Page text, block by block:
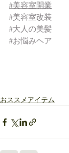
#美容室開業
#美容室改装
#大人の美髪
#お悩みヘア
おススメアイテム